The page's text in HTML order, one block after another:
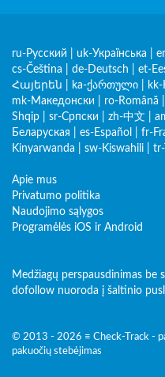
ru-Русский uk-Українська
cs-Čeština
de-Deutsch et-
Հայերեն
ka-ქართული
mk-Македонски
ro-Română
Shqip
sr-Српски zh-中文
Беларуская
es-Español fr-
Kinyarwanda
sw-Kiswahili
Apie mus
Privatumo politika
Naudojimo sąlygos
Programėlės iOS ir Android
Medžiagų perspausdinimas be
dofollow nuoroda į šaltinio
© 2013 - 2026 ≡ Check-Track -
pakuočių stebėjimas